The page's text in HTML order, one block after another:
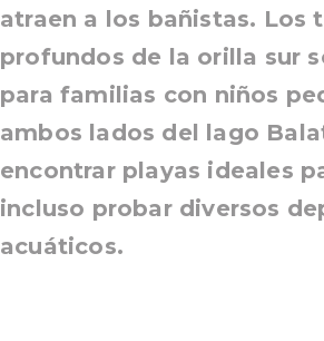
atraen a los bañistas. Los
profundos de la orilla sur
para familias con niños
ambos lados del lago
encontrar playas ideales
incluso probar diversos
acuáticos.